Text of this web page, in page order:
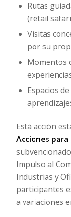
Rutas
(retail safari
Visitas
por su
Momentos
Espacios
Está acción
Acciones
Impulso al
Industrias y
participantes
a variaciones